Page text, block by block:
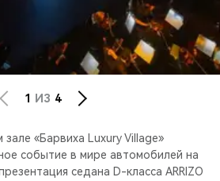
1 ИЗ 4
«Барвиха Luxury Village»
событие в мире автомобилей на
седана D-класса ARRIZO